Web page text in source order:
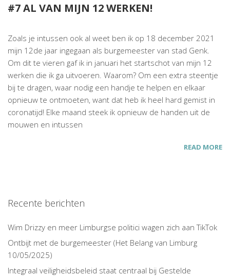
#7 AL VAN MIJN 12 WERKEN!
Zoals je intussen ook al weet ben ik op 18 december 2021
mijn 12de jaar ingegaan als burgemeester van stad Genk.
Om dit te vieren gaf ik in januari het startschot van mijn 12
werken die ik ga uitvoeren. Waarom? Om een extra steentje
bij te dragen, waar nodig een handje te helpen en elkaar
opnieuw te ontmoeten, want dat heb ik heel hard gemist in
coronatijd! Elke maand steek ik opnieuw de handen uit de
mouwen en intussen
READ MORE
Recente berichten
Wim Drizzy en meer Limburgse politici wagen zich aan TikTok
Ontbijt met de burgemeester (Het Belang van Limburg
10/05/2025)
Integraal veiligheidsbeleid staat centraal bij Gestelde